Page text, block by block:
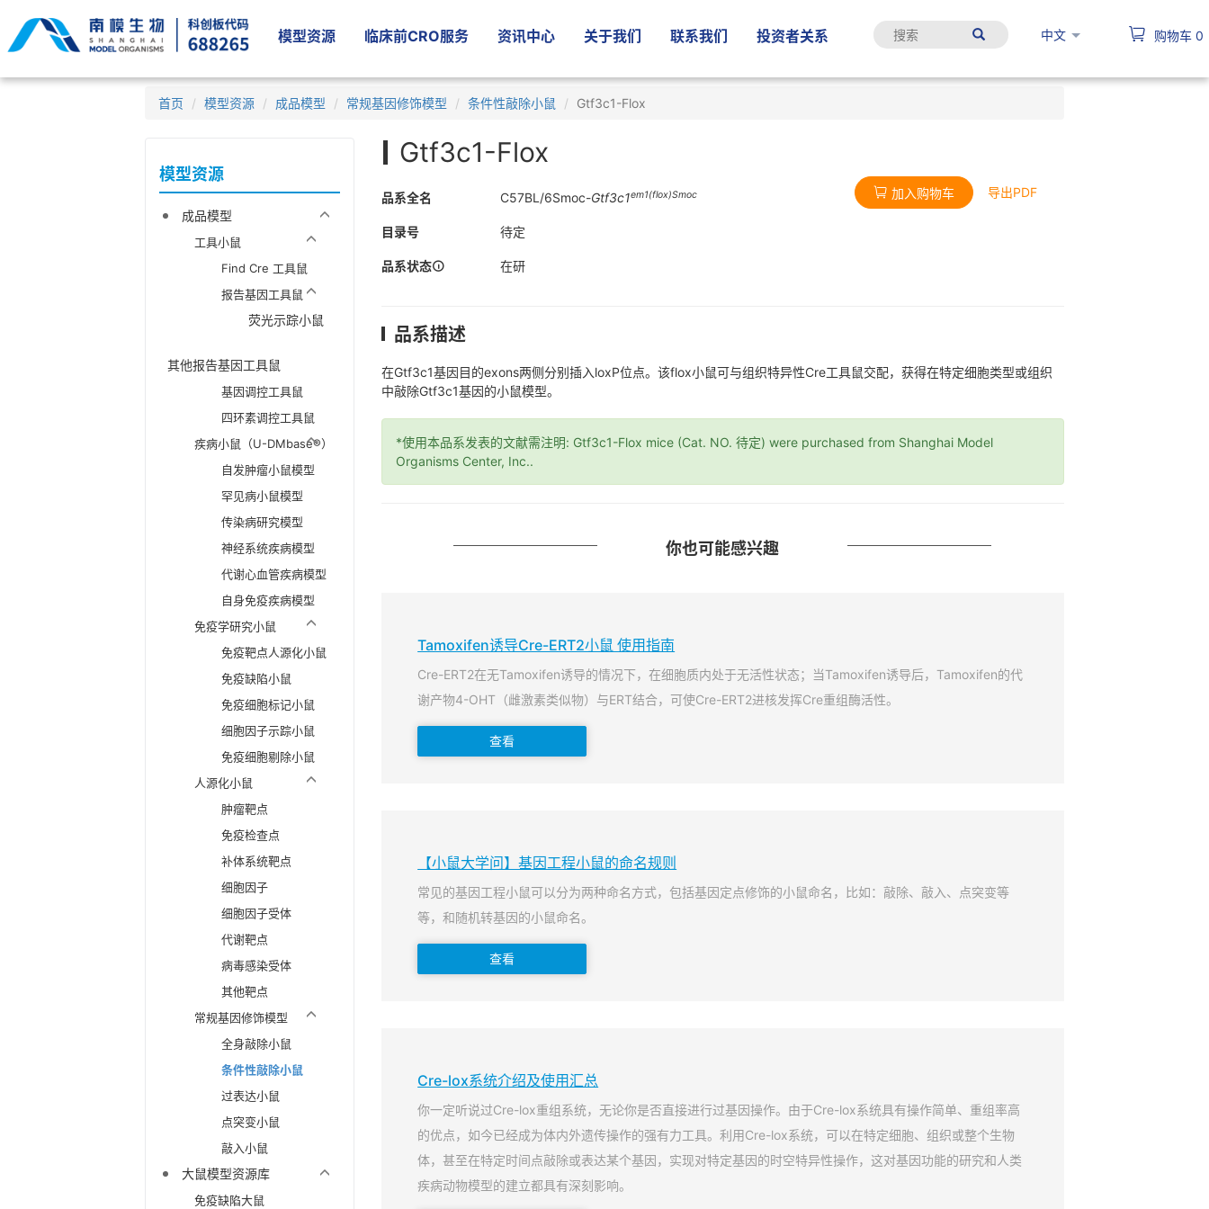
模型资源 临床前CRO服务 资讯中心 关于我们 联系我们 投资者关系 中文 购物车 0
首页 模型资源 成品模型 常规基因修饰模型 条件性敲除小鼠 Gtf3c1-Flox
模型资源
成品模型
工具小鼠
Find Cre 工具鼠
报告基因工具鼠
荧光示踪小鼠
其他报告基因工具鼠
基因调控工具鼠
四环素调控工具鼠
疾病小鼠（U-DMbase®）
自发肿瘤小鼠模型
罕见病小鼠模型
传染病研究模型
神经系统疾病模型
代谢心血管疾病模型
自身免疫疾病模型
免疫学研究小鼠
免疫靶点人源化小鼠
免疫缺陷小鼠
免疫细胞标记小鼠
细胞因子示踪小鼠
免疫细胞剔除小鼠
人源化小鼠
肿瘤靶点
免疫检查点
补体系统靶点
细胞因子
细胞因子受体
代谢靶点
病毒感染受体
其他靶点
常规基因修饰模型
全身敲除小鼠
条件性敲除小鼠
过表达小鼠
点突变小鼠
敲入小鼠
大鼠模型资源库
免疫缺陷大鼠
Gtf3c1-Flox
品系全名 C57BL/6Smoc-Gtf3c1em1(flox)Smoc
目录号 待定
品系状态 在研
加入购物车 导出PDF
品系描述
在Gtf3c1基因目的exons两侧分别插入loxP位点。该flox小鼠可与组织特异性Cre工具鼠交配，获得在特定细胞类型或组织
中敲除Gtf3c1基因的小鼠模型。
*使用本品系发表的文献需注明: Gtf3c1-Flox mice (Cat. NO. 待定) were purchased from Shanghai Model
Organisms Center, Inc..
你也可能感兴趣
Tamoxifen诱导Cre-ERT2小鼠 使用指南
Cre-ERT2在无Tamoxifen诱导的情况下，在细胞质内处于无活性状态；当Tamoxifen诱导后，Tamoxifen的代
谢产物4-OHT（雌激素类似物）与ERT结合，可使Cre-ERT2进核发挥Cre重组酶活性。
查看
【小鼠大学问】基因工程小鼠的命名规则
常见的基因工程小鼠可以分为两种命名方式，包括基因定点修饰的小鼠命名，比如：敲除、敲入、点突变等
等，和随机转基因的小鼠命名。
查看
Cre-lox系统介绍及使用汇总
你一定听说过Cre-lox重组系统，无论你是否直接进行过基因操作。由于Cre-lox系统具有操作简单、重组率高
的优点，如今已经成为体内外遗传操作的强有力工具。利用Cre-lox系统，可以在特定细胞、组织或整个生物
体，甚至在特定时间点敲除或表达某个基因，实现对特定基因的时空特异性操作，这对基因功能的研究和人类
疾病动物模型的建立都具有深刻影响。